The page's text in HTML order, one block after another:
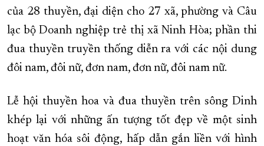
của 28 thuyền, đại diện cho 27 xã, phường và Câu
lạc bộ Doanh nghiệp trẻ thị xã Ninh Hòa; phần thi
đua thuyền truyền thống diễn ra với các nội dung
đôi nam, đôi nữ, đơn nam, đơn nữ, đôi nam nữ.
Lễ hội thuyền hoa và đua thuyền trên sông Dinh
khép lại với những ấn tượng tốt đẹp về một sinh
hoạt văn hóa sôi động, hấp dẫn gắn liền với hình